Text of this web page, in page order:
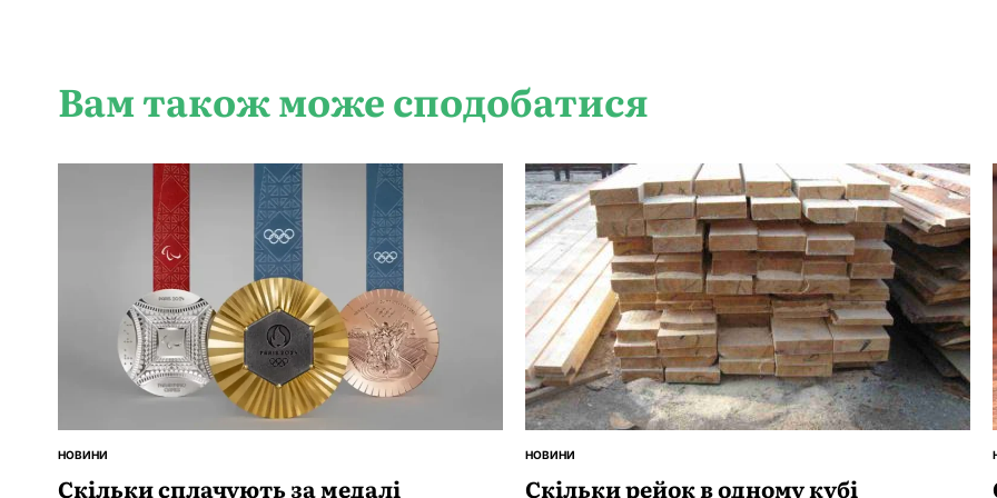
Вам також може сподобатися
ОПУБЛІКУВАТИ
НОВИНИ
Скільки сплачують за медалі
ОПУБЛІКУВАТИ
НОВИНИ
Скільки рейок в одному кубі